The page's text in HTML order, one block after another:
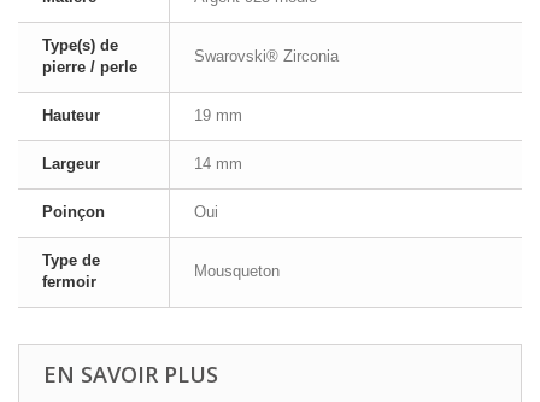
Type(s) de
pierre / perle
Swarovski® Zirconia
Hauteur 19 mm
Largeur 14 mm
Poinçon Oui
Type de
fermoir
Mousqueton
EN SAVOIR PLUS